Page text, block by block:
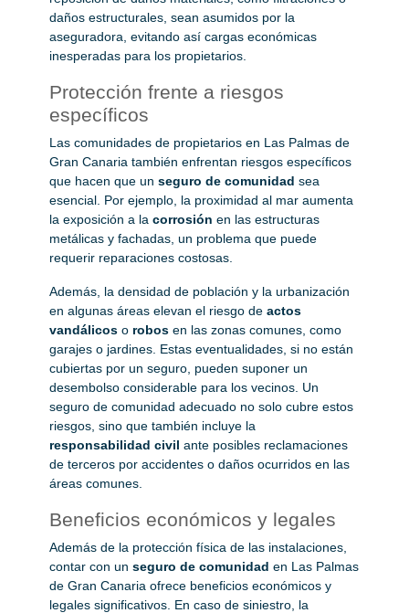
daños estructurales, sean asumidos por la
aseguradora, evitando así cargas económicas
inesperadas para los propietarios.
Protección frente a riesgos
específicos
Las comunidades de propietarios en Las Palmas de
Gran Canaria también enfrentan riesgos específicos
que hacen que un seguro de comunidad sea
esencial. Por ejemplo, la proximidad al mar aumenta
la exposición a la corrosión en las estructuras
metálicas y fachadas, un problema que puede
requerir reparaciones costosas.
Además, la densidad de población y la urbanización
en algunas áreas elevan el riesgo de actos
vandálicos o robos en las zonas comunes, como
garajes o jardines. Estas eventualidades, si no están
cubiertas por un seguro, pueden suponer un
desembolso considerable para los vecinos. Un
seguro de comunidad adecuado no solo cubre estos
riesgos, sino que también incluye la
responsabilidad civil ante posibles reclamaciones
de terceros por accidentes o daños ocurridos en las
áreas comunes.
Beneficios económicos y legales
Además de la protección física de las instalaciones,
contar con un seguro de comunidad en Las Palmas
de Gran Canaria ofrece beneficios económicos y
legales significativos. En caso de siniestro, la